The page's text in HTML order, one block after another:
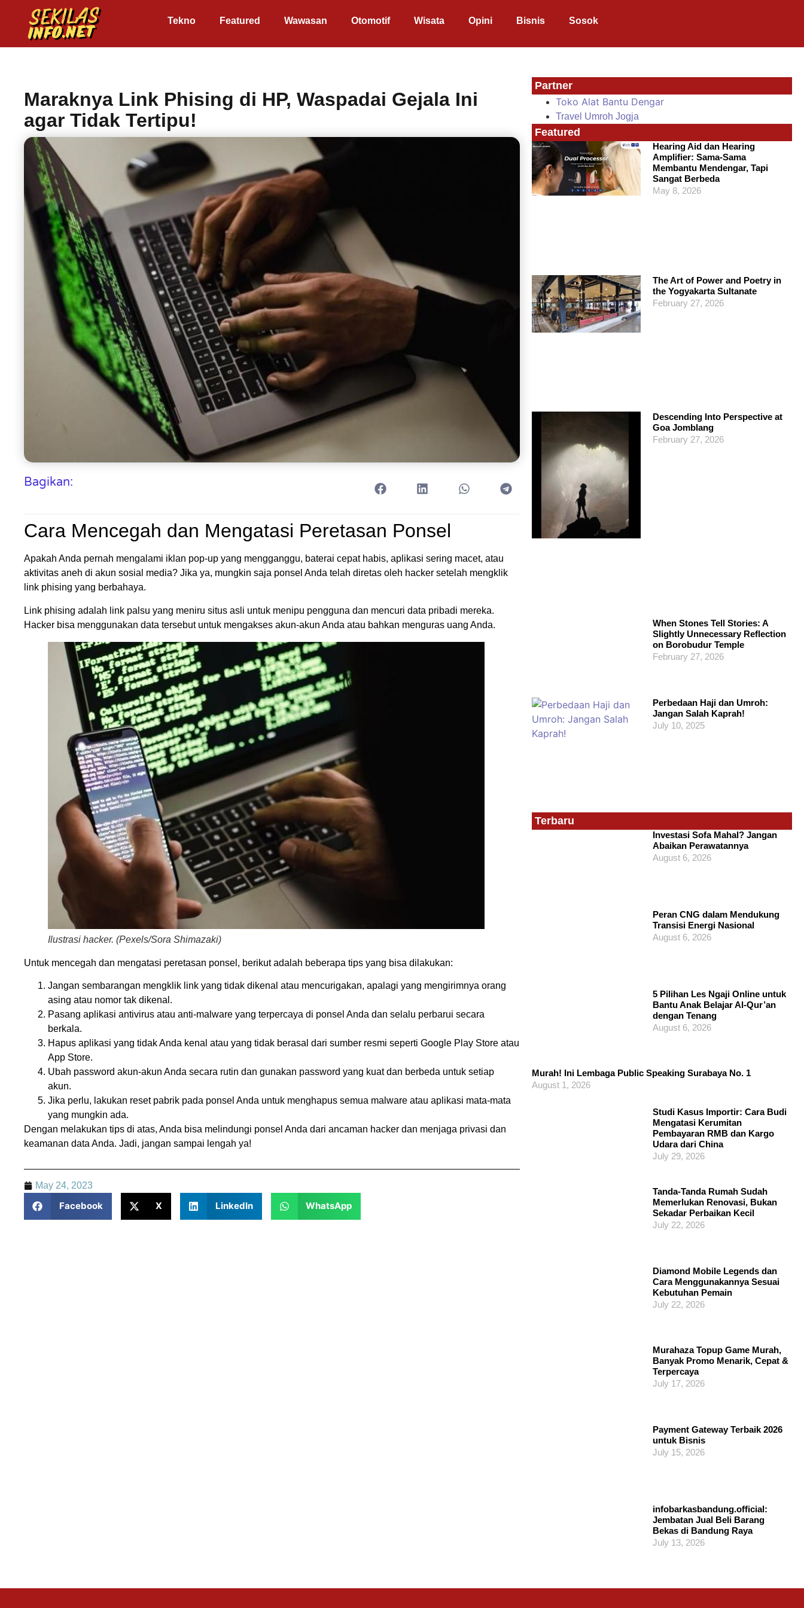
Tekno Featured Wawasan Otomotif Wisata Opini Bisnis Sosok
Maraknya Link Phising di HP, Waspadai Gejala Ini
agar Tidak Tertipu!
Bagikan:
Cara Mencegah dan Mengatasi Peretasan Ponsel
Apakah Anda pernah mengalami iklan pop-up yang mengganggu, baterai cepat habis, aplikasi sering macet, atau
aktivitas aneh di akun sosial media? Jika ya, mungkin saja ponsel Anda telah diretas oleh hacker setelah mengklik
link phising yang berbahaya.
Link phising adalah link palsu yang meniru situs asli untuk menipu pengguna dan mencuri data pribadi mereka.
Hacker bisa menggunakan data tersebut untuk mengakses akun-akun Anda atau bahkan menguras uang Anda.
Ilustrasi hacker. (Pexels/Sora Shimazaki)
Untuk mencegah dan mengatasi peretasan ponsel, berikut adalah beberapa tips yang bisa dilakukan:
Jangan sembarangan mengklik link yang tidak dikenal atau mencurigakan, apalagi yang mengirimnya orang
asing atau nomor tak dikenal.
Pasang aplikasi antivirus atau anti-malware yang terpercaya di ponsel Anda dan selalu perbarui secara
berkala.
Hapus aplikasi yang tidak Anda kenal atau yang tidak berasal dari sumber resmi seperti Google Play Store atau
App Store.
Ubah password akun-akun Anda secara rutin dan gunakan password yang kuat dan berbeda untuk setiap
akun.
Jika perlu, lakukan reset pabrik pada ponsel Anda untuk menghapus semua malware atau aplikasi mata-mata
yang mungkin ada.
Dengan melakukan tips di atas, Anda bisa melindungi ponsel Anda dari ancaman hacker dan menjaga privasi dan
keamanan data Anda. Jadi, jangan sampai lengah ya!
May 24, 2023
Facebook X LinkedIn WhatsApp
Partner
Toko Alat Bantu Dengar
Travel Umroh Jogja
Featured
Hearing Aid dan Hearing
Amplifier: Sama-Sama
Membantu Mendengar, Tapi
Sangat Berbeda
May 8, 2026
The Art of Power and Poetry in
the Yogyakarta Sultanate
February 27, 2026
Descending Into Perspective at
Goa Jomblang
February 27, 2026
When Stones Tell Stories: A
Slightly Unnecessary Reflection
on Borobudur Temple
February 27, 2026
Perbedaan Haji dan Umroh:
Jangan Salah Kaprah!
July 10, 2025
Terbaru
Investasi Sofa Mahal? Jangan
Abaikan Perawatannya
August 6, 2026
Peran CNG dalam Mendukung
Transisi Energi Nasional
August 6, 2026
5 Pilihan Les Ngaji Online untuk
Bantu Anak Belajar Al-Qur’an
dengan Tenang
August 6, 2026
Murah! Ini Lembaga Public Speaking Surabaya No. 1
August 1, 2026
Studi Kasus Importir: Cara Budi
Mengatasi Kerumitan
Pembayaran RMB dan Kargo
Udara dari China
July 29, 2026
Tanda-Tanda Rumah Sudah
Memerlukan Renovasi, Bukan
Sekadar Perbaikan Kecil
July 22, 2026
Diamond Mobile Legends dan
Cara Menggunakannya Sesuai
Kebutuhan Pemain
July 22, 2026
Murahaza Topup Game Murah,
Banyak Promo Menarik, Cepat &
Terpercaya
July 17, 2026
Payment Gateway Terbaik 2026
untuk Bisnis
July 15, 2026
infobarkasbandung.official:
Jembatan Jual Beli Barang
Bekas di Bandung Raya
July 13, 2026